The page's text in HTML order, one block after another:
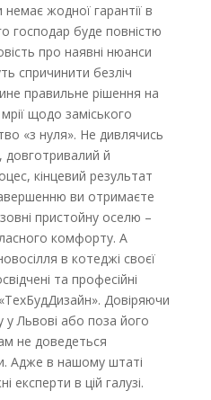
жодної гарантії в
господар буде повністю
про наявні нюанси
спричинити безліч
правильне рішення на
щодо заміського
«з нуля». Не дивлячись
довготривалий й
кінцевий результат
ви отримаєте
пристойну оселю –
комфорту. А
в котеджі своєї
та професійні
Довіряючи
у Львові або поза його
не доведеться
Адже в нашому штаті
експерти в цій галузі.